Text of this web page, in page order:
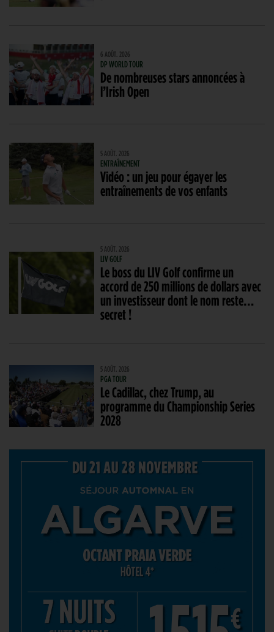
6 AOÛT. 2026
DP WORLD TOUR
De nombreuses stars annoncées à
l’Irish Open
5 AOÛT. 2026
ENTRAÎNEMENT
Vidéo : un jeu pour égayer les
entraînements de vos enfants
5 AOÛT. 2026
LIV GOLF
Le boss du LIV Golf confirme un
accord de 250 millions de dollars avec
un investisseur dont le nom reste…
secret !
5 AOÛT. 2026
PGA TOUR
Le Cadillac, chez Trump, au
programme du Championship Series
2028